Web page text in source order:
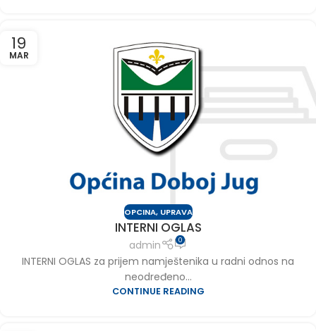
19
MAR
OPCINA, UPRAVA
INTERNI OGLAS
admin 0
INTERNI OGLAS za prijem namještenika u radni odnos na
neodređeno...
CONTINUE READING